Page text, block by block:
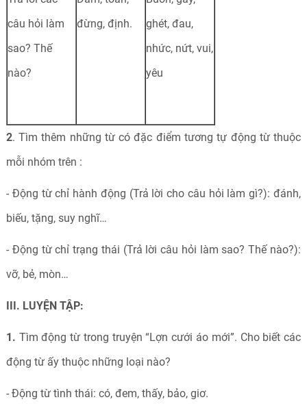
câu hỏi làm
sao? Thế
nào?
đừng, định.
ghét, đau,
nhức, nứt, vui,
yêu
2. Tìm thêm những từ có đặc điểm tương tự động từ thuộc
mỗi nhóm trên :
- Động từ chỉ hành động (Trả lời cho câu hỏi làm gì?): đánh,
biếu, tặng, suy nghĩ…
- Động từ chỉ trạng thái (Trả lời câu hỏi làm sao? Thế nào?):
vỡ, bẻ, mòn…
III. LUYỆN TẬP:
1. Tìm động từ trong truyện “Lợn cưới áo mới”. Cho biết các
động từ ấy thuộc những loại nào?
- Động từ tình thái: có, đem, thấy, bảo, giơ.